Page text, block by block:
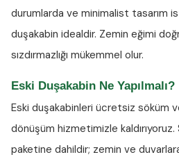
durumlarda ve minimalist tasarım
duşakabin idealdir. Zemin eğimi
sızdırmazlığı mükemmel olur.
Eski Duşakabin Ne Yapılmalı?
Eski duşakabinleri ücretsiz söküm
dönüşüm hizmetimizle
paketine dahildir; zemin ve